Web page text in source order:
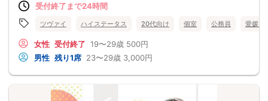
受付終了まで24時間
ツヴァイ ハイステータス 20代向け 個室 公務員 愛媛県
女性 受付終了 19〜29歳 500円
男性 残り1席 23〜29歳 3,000円